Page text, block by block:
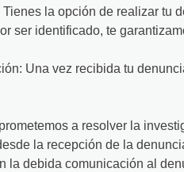
la opción de realizar tu
ser identificado, te
Una vez recibida tu
a resolver la
la recepción de la
la debida comunicación al